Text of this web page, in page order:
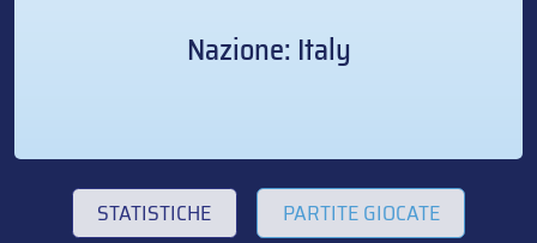
Nazione: Italy
STATISTICHE PARTITE GIOCATE